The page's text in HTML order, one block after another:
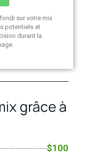
sur votre mix
potentiels et
durant la
grâce à
$100